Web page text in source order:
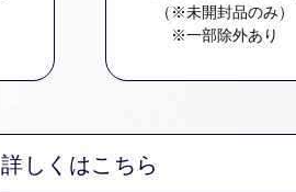
（※未開封品のみ）
※一部除外あり
詳しくはこちら